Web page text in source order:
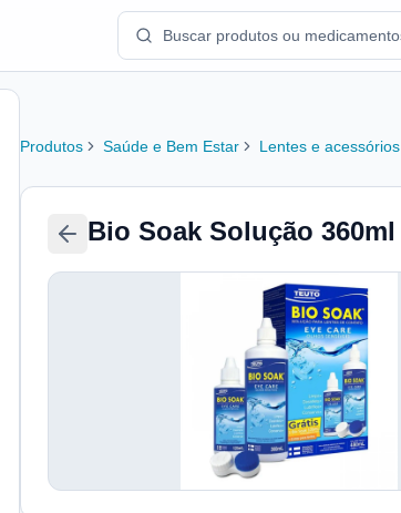
Produtos Saúde e Bem Estar Lentes e acessórios
Bio Soak Solução 360ml